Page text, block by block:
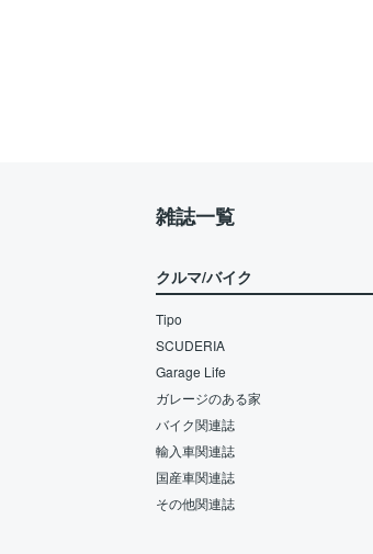
雑誌一覧
クルマ/バイク
Tipo
SCUDERIA
Garage Life
ガレージのある家
バイク関連誌
輸入車関連誌
国産車関連誌
その他関連誌